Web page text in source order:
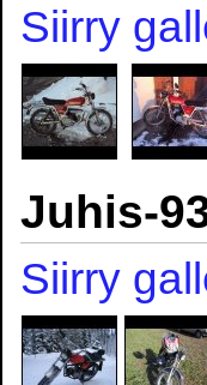
Siirry
Juhis-
Siirry